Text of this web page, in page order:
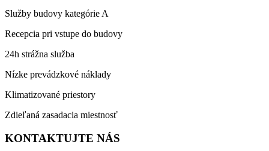
Služby budovy kategórie A
Recepcia pri vstupe do budovy
24h strážna služba
Nízke prevádzkové náklady
Klimatizované priestory
Zdieľaná zasadacia miestnosť
KONTAKTUJTE NÁS